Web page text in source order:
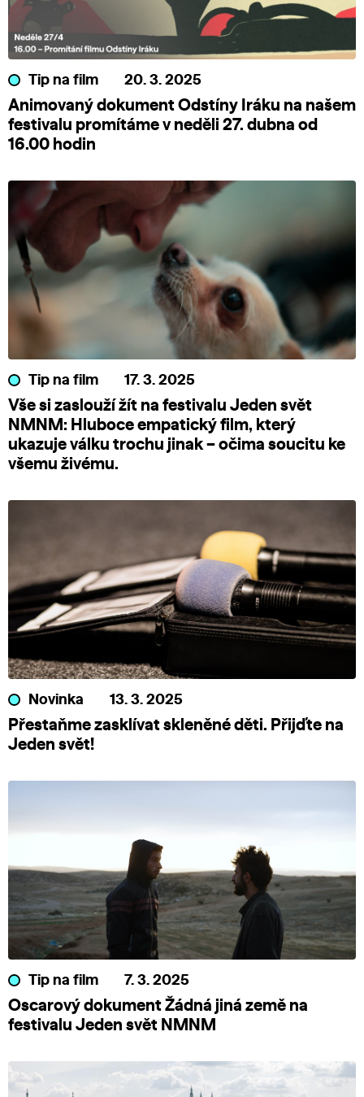
Tip na film 20. 3. 2025
Animovaný dokument Odstíny Iráku na našem
festivalu promítáme v neděli 27. dubna od
16.00 hodin
Tip na film 17. 3. 2025
Vše si zaslouží žít na festivalu Jeden svět
NMNM: Hluboce empatický film, který
ukazuje válku trochu jinak – očima soucitu ke
všemu živému.
Novinka 13. 3. 2025
Přestaňme zasklívat skleněné děti. Přijďte na
Jeden svět!
Tip na film 7. 3. 2025
Oscarový dokument Žádná jiná země na
festivalu Jeden svět NMNM